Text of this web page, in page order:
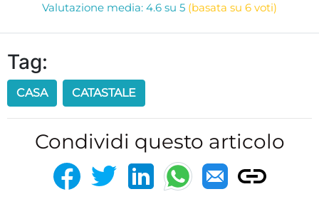
Valutazione media: 4.6 su 5 (basata su 6 voti)
Tag:
CASA CATASTALE
Condividi questo articolo